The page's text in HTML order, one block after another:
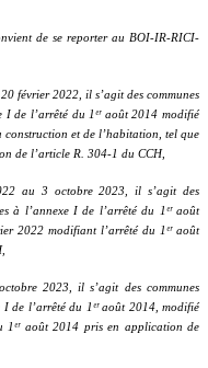
de se reporter au BOI-IR-RICI-
février 2022, il s’agit des communes
I de l’arrêté du 1ᵉʳ août 2014 modifié
et de l’habitation, tel que
de l’article R. 304-1 du CCH,
au 3 octobre 2023, il s’agit des
à l’annexe I de l’arrêté du 1ᵉʳ août
2022 modifiant l’arrêté du 1ᵉʳ août
2023, il s’agit des communes
de l’arrêté du 1ᵉʳ août 2014, modifié
août 2014 pris en application de